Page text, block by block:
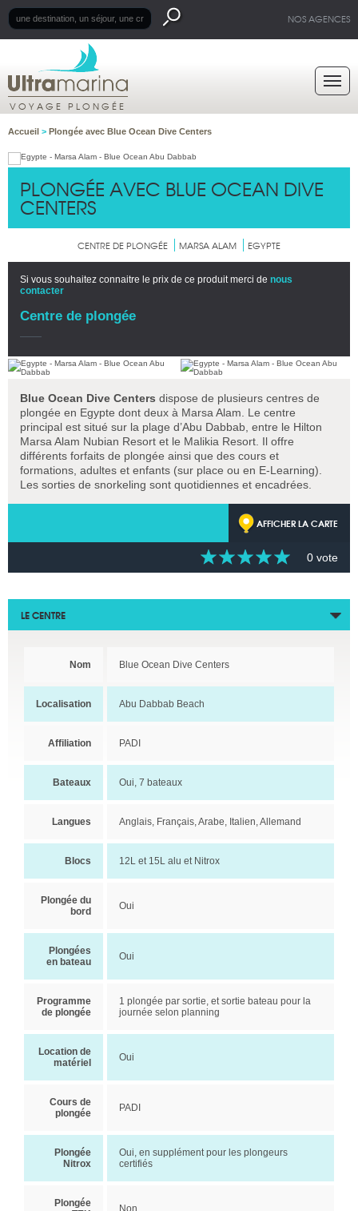
NOS AGENCES
VOYAGE PLONGÉE
Accueil > Plongée avec Blue Ocean Dive Centers
PLONGÉE AVEC BLUE OCEAN DIVE
CENTERS
CENTRE DE PLONGÉE MARSA ALAM EGYPTE
Si vous souhaitez connaitre le prix de ce produit merci de nous
contacter
Centre de plongée
Blue Ocean Dive Centers dispose de plusieurs centres de
plongée en Egypte dont deux à Marsa Alam. Le centre
principal est situé sur la plage d’Abu Dabbab, entre le Hilton
Marsa Alam Nubian Resort et le Malikia Resort. Il offre
différents forfaits de plongée ainsi que des cours et
formations, adultes et enfants (sur place ou en E-Learning).
Les sorties de snorkeling sont quotidiennes et encadrées.
AFFICHER LA CARTE
0 vote
LE CENTRE
Nom Blue Ocean Dive Centers
Localisation Abu Dabbab Beach
Affiliation PADI
Bateaux Oui, 7 bateaux
Langues Anglais, Français, Arabe, Italien, Allemand
Blocs 12L et 15L alu et Nitrox
Plongée du
bord
Oui
Plongées
en bateau
Oui
Programme
de plongée
1 plongée par sortie, et sortie bateau pour la
journée selon planning
Location de
matériel
Oui
Cours de
plongée
PADI
Plongée
Nitrox
Oui, en supplément pour les plongeurs
certifiés
Plongée
Non